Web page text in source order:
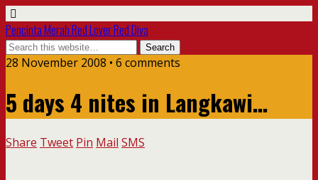
Pencinta Merah Red Lover Red Diva
28 November 2008 • 6 comments
5 days 4 nites in Langkawi…
Share Tweet Pin Mail SMS